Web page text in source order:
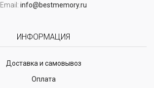
Email: info@bestmemory.ru
ИНФОРМАЦИЯ
Доставка и самовывоз
Оплата